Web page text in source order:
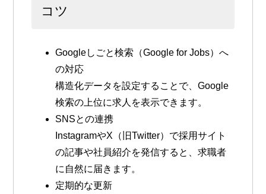
コツ
Googleしごと検索（Google for Jobs）へ
の対応
構造化データを設定することで、Google
検索の上位に求人を表示できます。
SNSとの連携
InstagramやX（旧Twitter）で採用サイト
の記事や社員紹介を発信すると、求職者
に自然に届きます。
定期的な更新